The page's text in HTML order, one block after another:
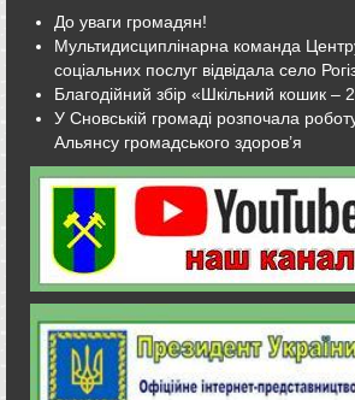
До уваги громадян!
Мультидисциплінарна команда
соціальних послуг відвідала село
Благодійний збір «Шкільний кошик –
У Сновській громаді розпочала
Альянсу громадського здоров’я